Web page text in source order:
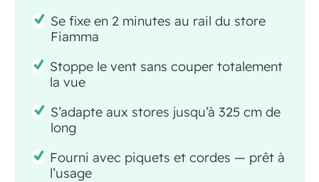
Se fixe en 2 minutes au rail du store
Fiamma
Stoppe le vent sans couper totalement
la vue
S’adapte aux stores jusqu’à 325 cm de
long
Fourni avec piquets et cordes — prêt à
l’usage